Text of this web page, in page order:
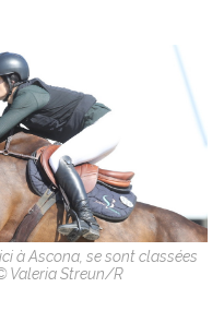
à Ascona, se sont classées
Valeria Streun/R